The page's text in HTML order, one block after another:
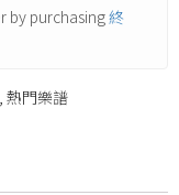
by purchasing終
熱門樂譜